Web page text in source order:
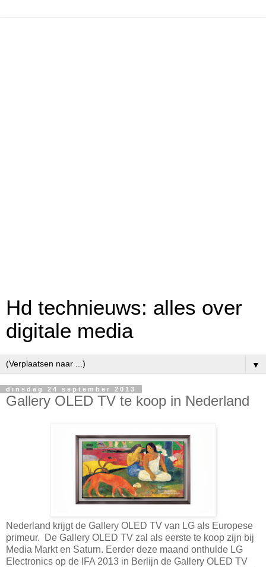
Hd technieuws: alles over
digitale media
▼
dinsdag 24 september 2013
Gallery OLED TV te koop in Nederland
Nederland krijgt de Gallery OLED TV van LG als Europese
primeur. De Gallery OLED TV zal als eerste te koop zijn bij
Media Markt en Saturn. Eerder deze maand onthulde LG
Electronics op de IFA 2013 in Berlijn de Gallery OLED TV